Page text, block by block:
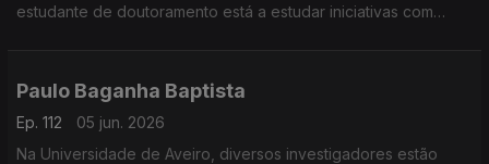
estudante de doutoramento está a estudar iniciativas com
Paulo Baganha Baptista
Ep. 112
05 jun. 2026
Na Universidade de Aveiro, diversos investigadores estão